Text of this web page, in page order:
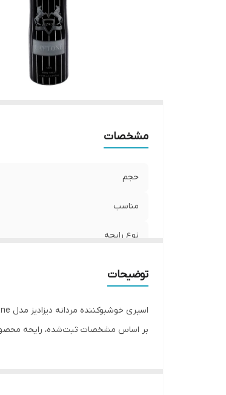
مشخصات
حجم
مناسب
نوع رایحه
توضیحات
اسپری خوشبوکننده مردانه دیزادیز مدل Laytone با حجم 150 میلی‌لیتر عرضه می‌شود. طبق عنوان اصلی محصول، کاربری مردانه مرجع است و در عنوان جدید حفظ شده است.
بر اساس مشخصات ثبت‌شده، رایحه